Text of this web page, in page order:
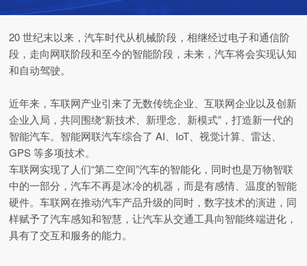
20 世纪末以来，汽车时代从机械阶段，相继经过电子和通信阶
段，走向网联阶段和至今的智能阶段，未来，汽车将会实现认知
和自动驾驶。
近年来，车联网产业引来了无数传统企业、互联网企业以及创新
企业入局，共同围绕“新技术、新理念、新模式”，打造新一代的
智能汽车。智能网联汽车综合了 AI、IoT、视觉计算、雷达、
GPS 等多项技术。
车联网实现了人们“第二空间”汽车的智能化，同时也是万物智联
中的一部分，汽车不再是冰冷的机器，而是有感情、温度的智能
硬件。车联网在推动汽车产品升级的同时，数字技术的演进，同
样赋予了汽车感知和智慧，让汽车从交通工具向智能终端进化，
具有了交互和服务的能力。